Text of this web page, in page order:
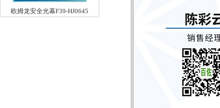
欧姆龙安全光幕F39-HJ0645